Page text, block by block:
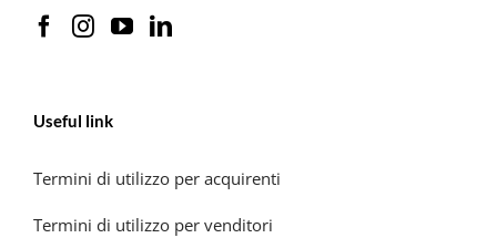
Useful link
Termini di utilizzo per acquirenti
Termini di utilizzo per venditori